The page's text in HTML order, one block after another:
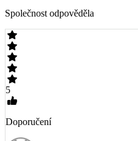
Společnost odpověděla
5
Doporučení